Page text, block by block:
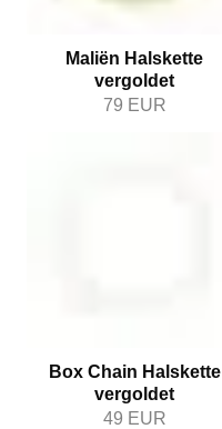
Maliën Halskette
vergoldet
79 EUR
Box Chain Halskette
vergoldet
49 EUR